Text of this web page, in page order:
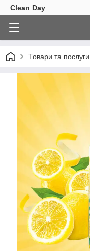
Clean Day
Товари та послуги